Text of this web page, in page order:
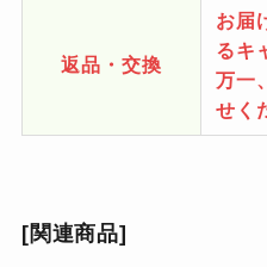
返品・交換
お届
るキ
万一
せく
[関連商品]